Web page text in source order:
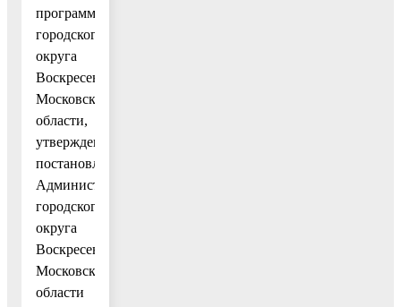
программ
городского
округа
Воскресенск
Московской
области,
утвержденным
постановлением
Администрации
городского
округа
Воскресенск
Московской
области